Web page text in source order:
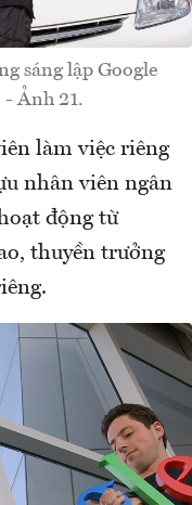
sáng lập Google
Ảnh 21.
làm việc riêng
nhân viên ngân
động từ
thuyền trưởng